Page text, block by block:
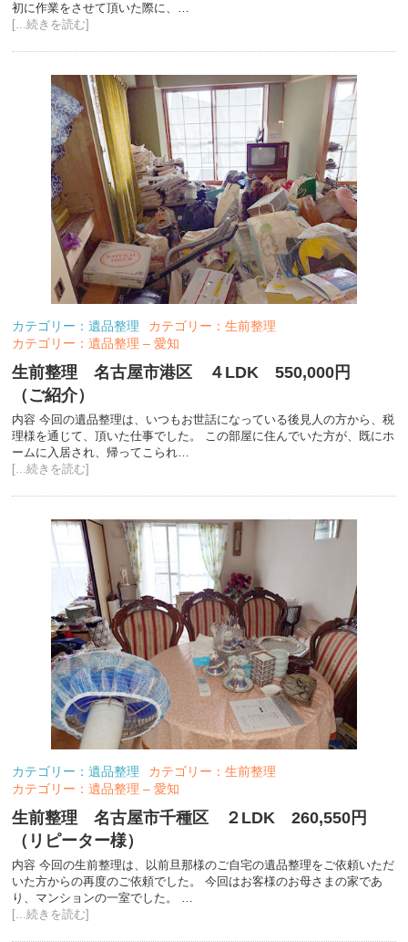
初に作業をさせて頂いた際に、…
[...続きを読む]
カテゴリー：遺品整理
カテゴリー：生前整理
カテゴリー：遺品整理 – 愛知
生前整理 名古屋市港区 ４LDK 550,000円
（ご紹介）
内容 今回の遺品整理は、いつもお世話になっている後見人の方から、税
理様を通じて、頂いた仕事でした。 この部屋に住んでいた方が、既にホ
ームに入居され、帰ってこられ…
[...続きを読む]
カテゴリー：遺品整理
カテゴリー：生前整理
カテゴリー：遺品整理 – 愛知
生前整理 名古屋市千種区 ２LDK 260,550円
（リピーター様）
内容 今回の生前整理は、以前旦那様のご自宅の遺品整理をご依頼いただ
いた方からの再度のご依頼でした。 今回はお客様のお母さまの家であ
り、マンションの一室でした。 …
[...続きを読む]